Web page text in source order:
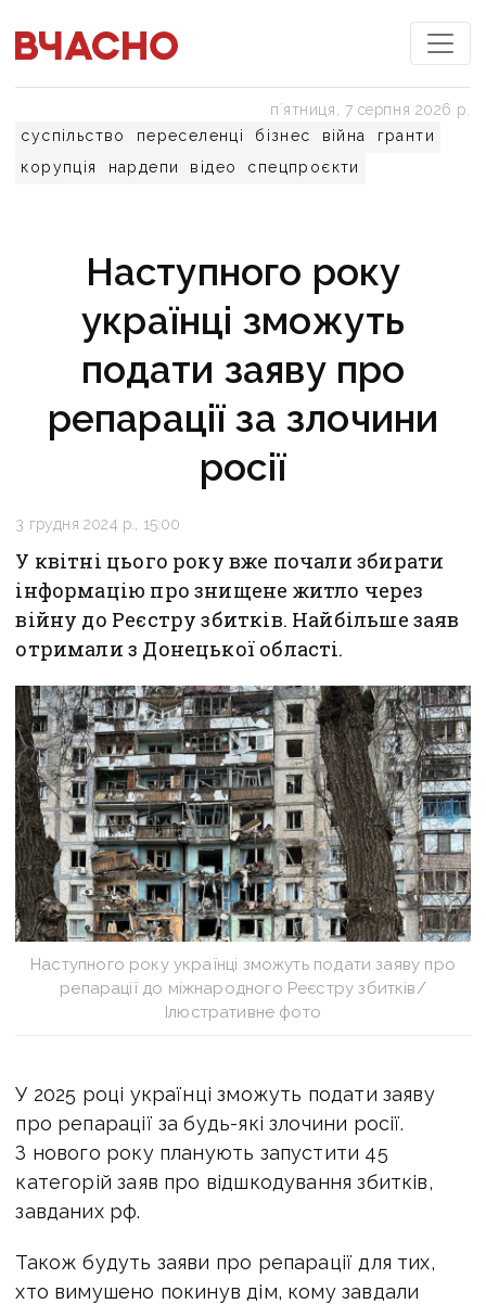
суспільство переселенці бізнес війна
гранти
корупція
нардепи відео спецпроєкти
пʼятниця, 7 серпня 2026 р.
Наступного року
українці зможуть
подати заяву про
репарації за злочини
росії
3 грудня 2024 р., 15:00
У квітні цього року вже почали збирати
інформацію про знищене житло через
війну до Реєстру збитків. Найбільше заяв
отримали з Донецької області.
Наступного року українці зможуть подати заяву про
репарації до міжнародного Реєстру збитків/
Ілюстративне фото
У 2025 році українці зможуть подати заяву
про репарації за будь-які злочини росії.
З нового року планують запустити 45
категорій заяв про відшкодування збитків,
завданих рф.
Також будуть заяви про репарації для тих,
хто вимушено покинув дім, кому завдали